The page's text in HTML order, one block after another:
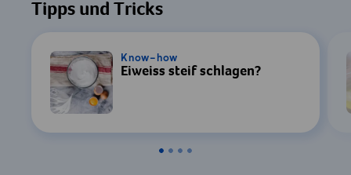
Tipps und Tricks
Know-how
Eiweiss steif schlagen?